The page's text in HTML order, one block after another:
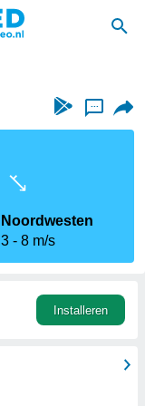
...
Noordwesten
3
8 m/s
Installeren